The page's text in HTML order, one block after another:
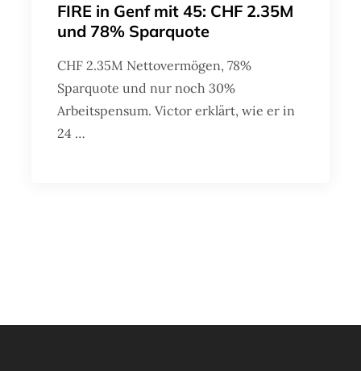
FIRE in Genf mit 45: CHF 2.35M
und 78% Sparquote
CHF 2.35M Nettovermögen, 78%
Sparquote und nur noch 30%
Arbeitspensum. Victor erklärt, wie er in
24 …